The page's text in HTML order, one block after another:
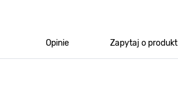
Opinie Zapytaj o produkt